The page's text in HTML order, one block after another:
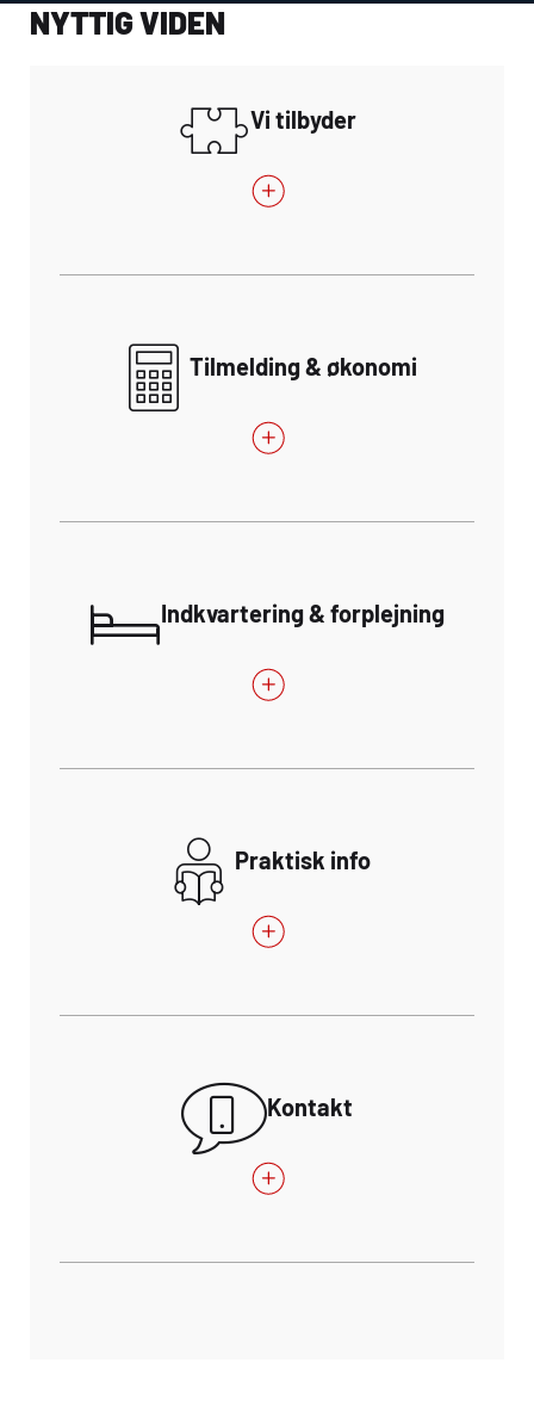
NYTTIG VIDEN
Vi tilbyder
Tilmelding & økonomi
Indkvartering & forplejning
Praktisk info
Kontakt